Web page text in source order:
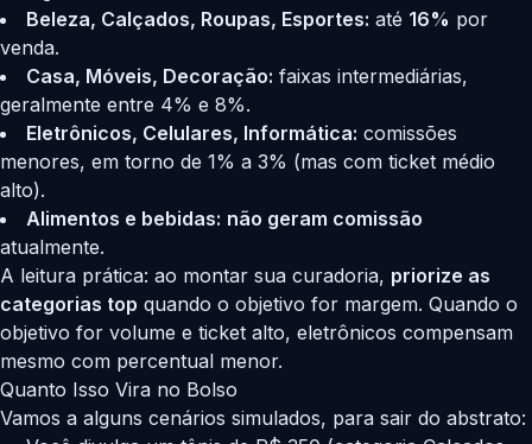
Beleza, Calçados, Roupas, Esportes: até 16% por
venda.
Casa, Móveis, Decoração: faixas intermediárias,
geralmente entre 4% e 8%.
Eletrônicos, Celulares, Informática: comissões
menores, em torno de 1% a 3% (mas com ticket médio
alto).
Alimentos e bebidas: não geram comissão
atualmente.
A leitura prática: ao montar sua curadoria, priorize as
categorias top quando o objetivo for margem. Quando o
objetivo for volume e ticket alto, eletrônicos compensam
mesmo com percentual menor.
Quanto Isso Vira no Bolso
Vamos a alguns cenários simulados, para sair do abstrato: